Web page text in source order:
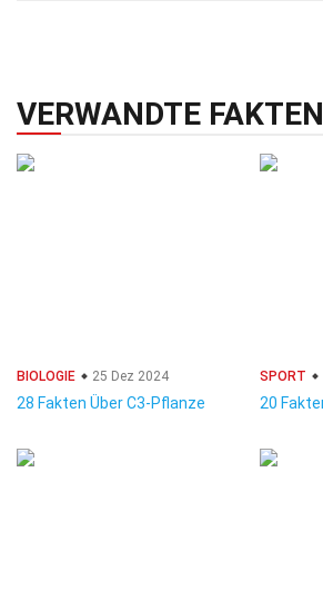
VERWANDTE FAKTEN
BIOLOGIE 25 Dez 2024
28 Fakten Über C3-Pflanze
SPORT
20